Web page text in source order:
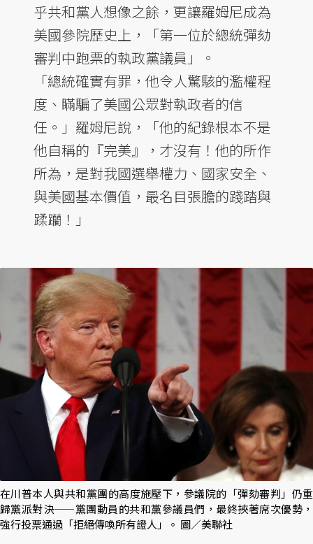
乎共和黨人想像之餘，更讓羅姆尼成為
美國參院歷史上，「第一位於總統彈劾
審判中跑票的執政黨議員」。
「總統確實有罪，他令人驚駭的濫權程
度、瞞騙了美國公眾對執政者的信
任。」羅姆尼說，「他的紀錄根本不是
他自稱的『完美』，才沒有！他的所作
所為，是對我國選舉權力、國家安全、
與美國基本價值，最名目張膽的踐踏與
蹂躪！」
在川普本人與共和黨團的高度施壓下，參議院的「彈劾審判」仍重
歸黨派對決——黨團動員的共和黨參議員們，最終挾著席次優勢，
強行投票通過「拒絕傳喚所有證人」。 圖／美聯社